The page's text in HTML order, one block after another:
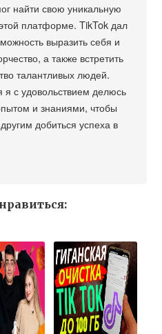
найти свою уникальную
платформе. TikTok дал
выразить себя и
а также встретить
талантливых людей.
я с удовольствием делюсь
и знаниями, чтобы
добиться успеха в